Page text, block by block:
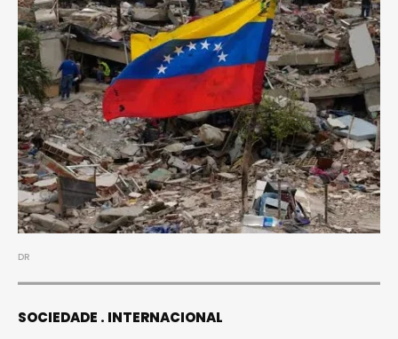
DR
SOCIEDADE INTERNACIONAL